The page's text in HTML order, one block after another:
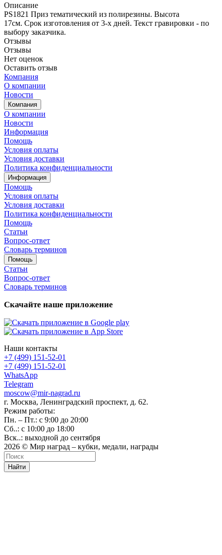
Описание
PS1821 Приз тематический из полирезины. Высота
17см. Срок изготовления от 3-х дней. Текст гравировки - по
выбору заказчика.
Отзывы
Отзывы
Нет оценок
Оставить отзыв
Компания
О компании
Новости
Компания
О компании
Новости
Информация
Помощь
Условия оплаты
Условия доставки
Политика конфиденциальности
Информация
Помощь
Условия оплаты
Условия доставки
Политика конфиденциальности
Помощь
Статьи
Вопрос-ответ
Словарь терминов
Помощь
Статьи
Вопрос-ответ
Словарь терминов
Скачайте наше приложение
Наши контакты
+7 (499) 151-52-01
+7 (499) 151-52-01
WhatsApp
Telegram
moscow@mir-nagrad.ru
г. Москва, Ленинградский проспект, д. 62.
Режим работы:
Пн. – Пт.: с 9:00 до 20:00
Сб..: с 10:00 до 18:00
Вск..: выходной до сентября
2026 © Мир наград – кубки, медали, награды
Найти